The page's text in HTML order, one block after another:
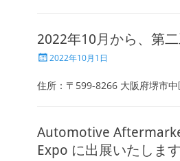
2022年10月から、第二
投
日
2022年10月1日
住所：〒599-8266 大阪府堺市
Automotive
Expo に出展いたします